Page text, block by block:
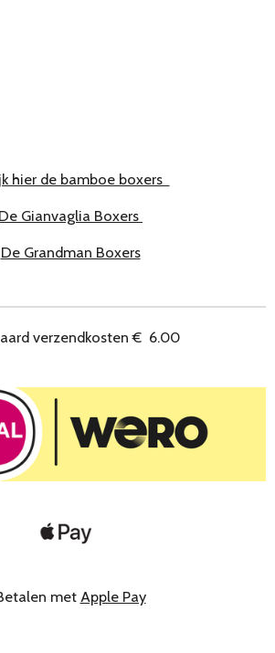
hier de bamboe boxers
De Gianvaglia Boxers
De Grandman Boxers
verzendkosten€ 6.00
metApple Pay